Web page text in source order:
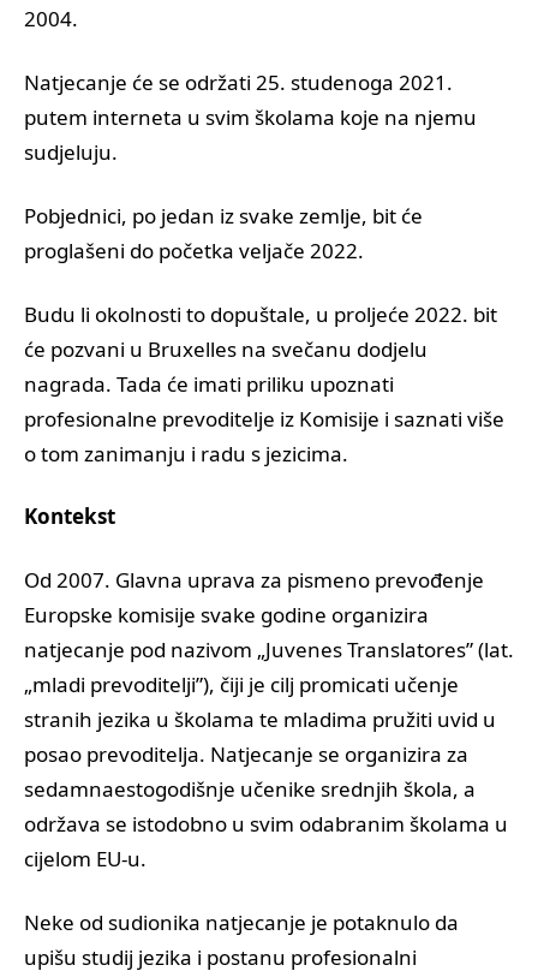
2004.
Natjecanje će se održati 25. studenoga 2021.
putem interneta u svim školama koje na njemu
sudjeluju.
Pobjednici, po jedan iz svake zemlje, bit će
proglašeni do početka veljače 2022.
Budu li okolnosti to dopuštale, u proljeće 2022. bit
će pozvani u Bruxelles na svečanu dodjelu
nagrada. Tada će imati priliku upoznati
profesionalne prevoditelje iz Komisije i saznati više
o tom zanimanju i radu s jezicima.
Kontekst
Od 2007. Glavna uprava za pismeno prevođenje
Europske komisije svake godine organizira
natjecanje pod nazivom „Juvenes Translatores” (lat.
„mladi prevoditelji”), čiji je cilj promicati učenje
stranih jezika u školama te mladima pružiti uvid u
posao prevoditelja. Natjecanje se organizira za
sedamnaestogodišnje učenike srednjih škola, a
održava se istodobno u svim odabranim školama u
cijelom EU-u.
Neke od sudionika natjecanje je potaknulo da
upišu studij jezika i postanu profesionalni